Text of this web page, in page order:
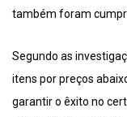
também foram
Segundo as
itens por preços
garantir o êxito no